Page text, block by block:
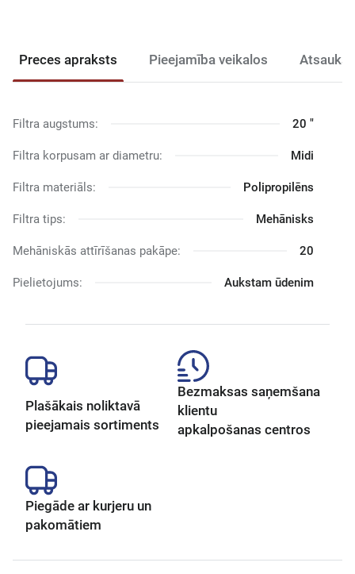
Preces apraksts Pieejamība veikalos
Filtra augstums: 20 "
Filtra korpusam ar diametru: Midi
Filtra materiāls: Polipropilēns
Filtra tips: Mehānisks
Mehāniskās attīrīšanas pakāpe: 20
Pielietojums: Aukstam ūdenim
Plašākais noliktavā
pieejamais sortiments
Bezmaksas saņemšana
klientu
apkalpošanas centros
Piegāde ar kurjeru un
pakomātiem